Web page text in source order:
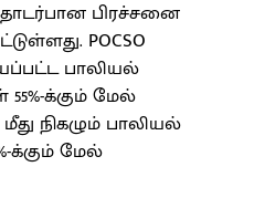
பிரச்சனை
POCSO
பாலியல்
க்கும் மேல்
நிகழும் பாலியல்
க்கும் மேல்